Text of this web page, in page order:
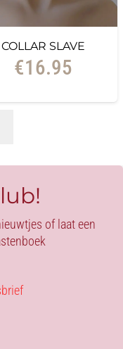
COLLAR SLAVE
€16.95
of laat een